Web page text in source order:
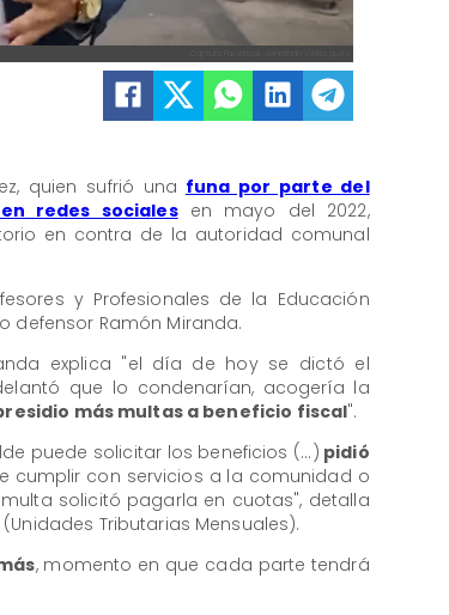
quien sufrió una funa por parte del
redes socialesen mayo del 2022,
en contra de la autoridad comunal
y Profesionales de la Educación
defensor Ramón Miranda.
explica "el día de hoy se dictó el
que lo condenarían, acogería la
más multas a beneficio fiscal".
puede solicitar los beneficios (...) pidió
cumplir con servicios a la comunidad o
solicitó pagarla en cuotas", detalla
Tributarias Mensuales).
, momento en que cada parte tendrá